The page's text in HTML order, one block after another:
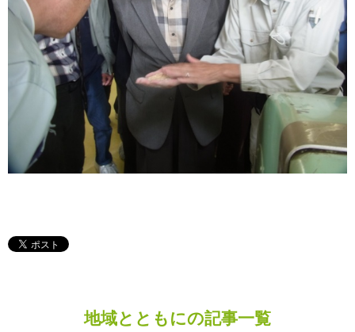
地域とともにの記事一覧